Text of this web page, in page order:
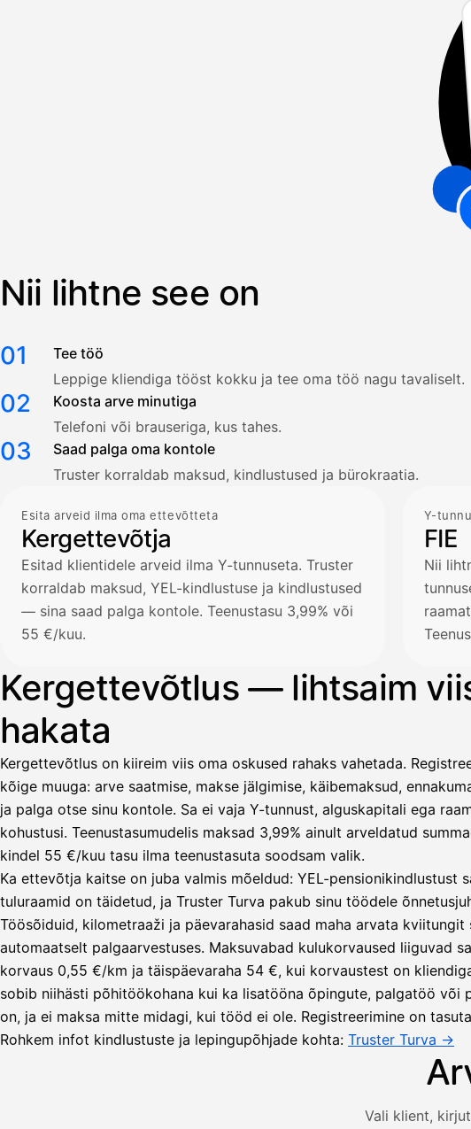
Nii lihtne see on
01
Tee töö
Leppige kliendiga tööst kokku ja tee oma töö nagu tavaliselt.
02
Koosta arve minutiga
Telefoni või brauseriga, kus tahes.
03
Saad palga oma kontole
Truster korraldab maksud, kindlustused ja bürokraatia.
Esita arveid ilma oma ettevõtteta
Kergettevõtja
Esitad klientidele arveid ilma Y-tunnuseta. Truster
korraldab maksud, YEL-kindlustuse ja kindlustused
— sina saad palga kontole. Teenustasu 3,99% või
55 €/kuu.
Y-
FIE
Nii
Kergettevõtlus — lihtsaim
hakata
Kergettevõtlus on kiireim viis oma oskused rahaks vahetada.
kõige muuga: arve saatmise, makse jälgimise, käibemaksud,
ja palga otse sinu kontole. Sa ei vaja Y-tunnust, alguskapitali ega
kohustusi. Teenustasumudelis maksad 3,99% ainult arveldatud
kindel 55 €/kuu tasu ilma teenustasuta soodsam valik.
Ka ettevõtja kaitse on juba valmis mõeldud: YEL-pensionikindlustust
tuluraamid on täidetud, ja Truster Turva pakub sinu töödele
Töösõiduid, kilometraaži ja päevarahasid saad maha arvata
automaatselt palgaarvestuses. Maksuvabad kulukorvaused liiguvad
korvaus 0,55 €/km ja täispäevaraha 54 €, kui korvaustest on
sobib niihästi põhitöökohana kui ka lisatööna õpingute, palgatöö või
on, ja ei maksa mitte midagi, kui tööd ei ole. Registreerimine on
Rohkem infot kindlustuste ja lepingupõhjade kohta: Truster Turva →
Vali klient,
Laskut
Uusi lasku
Asiakas
Acme
Oy
Kuljetuspalvelut,
heinäkuu
Lähetä
Lasku lähetetty